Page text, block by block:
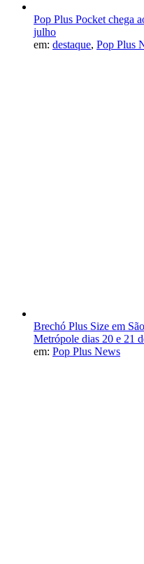
Pop Plus Pocket chega
julho
em: destaque, Pop Plus
Brechó Plus Size em
Metrópole dias 20 e 21
em: Pop Plus News